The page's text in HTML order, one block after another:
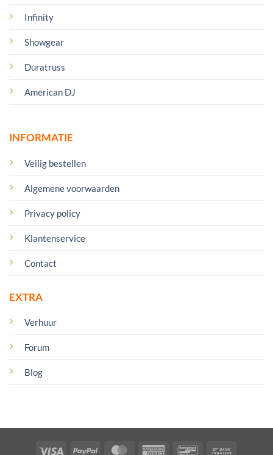
Infinity
Showgear
Duratruss
American DJ
INFORMATIE
Veilig bestellen
Algemene voorwaarden
Privacy policy
Klantenservice
Contact
EXTRA
Verhuur
Forum
Blog
Visa PayPal MasterCardAmerican Bancontact